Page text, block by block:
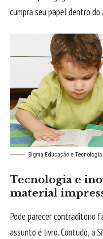
cumpra seu papel dentro do
Sigma Educação e
Tecnologia e
material
Pode parecer contraditório
assunto é livro. Contudo, a